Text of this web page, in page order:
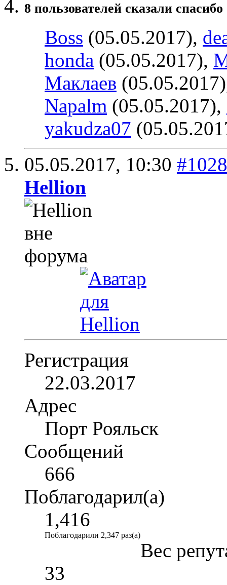
8 пользователей сказали
Boss (05.05.2017),
honda (05.05.2017),
Маклаев
Napalm (05.05.2017),
yakudza07
05.05.2017, 10:30
Hellion
Регистрация
22.03.2017
Адрес
Порт Рояльск
Сообщений
666
Поблагодарил(а)
1,416
Поблагодарили 2,347 раз(а)
Вес
33